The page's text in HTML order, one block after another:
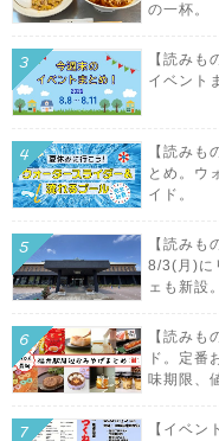
の一杯。
【読み
イベント
【読み
とめ。ウ
イド。
【読みも
8/3(月)に
ェも新設。
【読み
ド。定番
味期限、
【イベ